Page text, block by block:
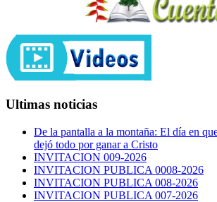
Ultimas noticias
De la pantalla a la montaña: El día en
dejó todo por ganar a Cristo
INVITACION 009-2026
INVITACION PUBLICA 0008-2026
INVITACION PUBLICA 008-2026
INVITACION PUBLICA 007-2026